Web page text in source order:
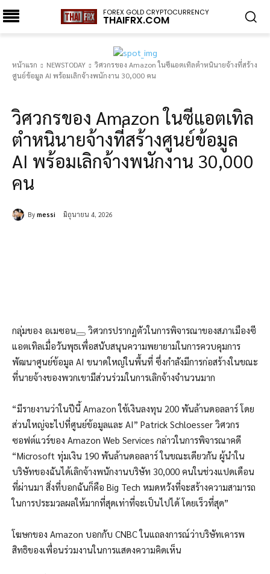
FOREX GOLD CRYPTOCURRENCY
THAIFRX.COM
หน้าแรก NEWSTODAY
วิศวกรของ Amazon ในซีแอตเทิลตำหนินายจ้างที่สร้าง
ศูนย์ข้อมูล AI พร้อมเลิกจ้างพนักงาน 30,000 คน
วิศวกรของ Amazon ในซีแอตเทิล
ตำหนินายจ้างที่สร้างศูนย์ข้อมูล
AI พร้อมเลิกจ้างพนักงาน 30,000
คน
By messi มิถุนายน 4, 2026
กลุ่มของ อเมซอน
วิศวกรปรากฏตัวในการพิจารณาของสภาเมืองซี
แอตเทิลเมื่อวันพุธเพื่อสนับสนุนความพยายามในการควบคุมการ
พัฒนาศูนย์ข้อมูล AI ขนาดใหญ่ในพื้นที่ ซึ่งกำลังมีการก่อสร้างในขณะ
ที่นายจ้างของพวกเขามีส่วนร่วมในการเลิกจ้างจำนวนมาก
“มีรายงานว่าในปีนี้ Amazon ใช้เงินลงทุน 200 พันล้านดอลลาร์ โดย
ส่วนใหญ่จะไปที่ศูนย์ข้อมูลและ AI” Patrick Schloesser วิศวกร
ซอฟต์แวร์ของ Amazon Web Services กล่าวในการพิจารณาคดี
“Microsoft ทุ่มเงิน 190 พันล้านดอลลาร์ ในขณะเดียวกัน ผู้นำใน
บริษัทของฉันได้เลิกจ้างพนักงานบริษัท 30,000 คนในช่วงแปดเดือน
ที่ผ่านมา สิ่งที่บอกฉันก็คือ Big Tech หมดหวังที่จะสร้างความสามารถ
ในการประมวลผลให้มากที่สุดเท่าที่จะเป็นไปได้ โดยเร็วที่สุด”
โฆษกของ Amazon บอกกับ CNBC ในแถลงการณ์ว่าบริษัทเคารพ
สิทธิของเพื่อนร่วมงานในการแสดงความคิดเห็น